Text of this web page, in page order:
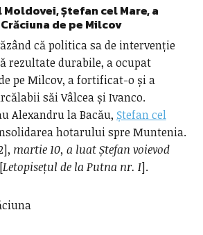
Moldovei, Ștefan cel Mare, a
de pe Milcov
că politica sa de intervenție
rezultate durabile, a ocupat
pe Milcov, a fortificat-o și a
săi Vâlcea și Ivanco.
Alexandru la Bacău, Ștefan cel
hotarului spre Muntenia.
martie 10, a luat Ștefan voievod
Letopisețul de la Putna nr. I].